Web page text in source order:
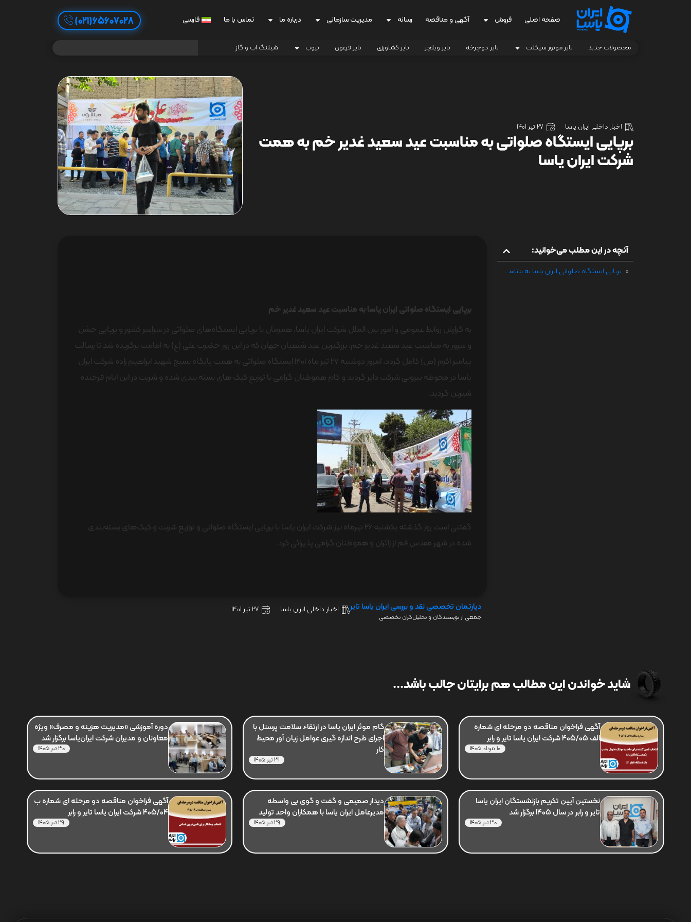
صفحه اصلی فروش آگهی و مناقصه رسانه مدیریت سازمانی درباره ما تماس با ما فارسی 65607028(021)
محصولات جدید تایر موتور سیکلت تایر دوچرخه تایر ویلچر تایر کشاورزی تایر فرغون تیوب شیلنگ آب و گاز
اخبار داخلی ایران یاسا 27 تیر 1401
برپایی ایستگاه صلواتی به مناسبت عید سعید غدیر خم به همت
شرکت ایران یاسا
آنچه در این مطلب می‌خوانید:
برپایی ایستگاه صلواتی ایران یاسا به مناسبت عید سعید غدیر خم
برپایی ایستگاه صلواتی ایران یاسا به مناسبت عید سعید غدیر خم
به گزارش روابط عمومی و امور بین الملل شرکت ایران یاسا، همزمان با برپایی ایستگاه‌های صلواتی در سراسر کشور و برپایی جشن
و سرور به مناسبت عید سعید غدیر خم، بزرگترین عید شیعیان جهان که در این روز حضرت علی (ع) به امامت برگزیده شد تا رسالت
پیامبر اکرم (ص) کامل گردد، امروز دوشنبه 27 تیر ماه 1401 ایستگاه صلواتی به همت پایگاه بسیج شهید ابراهیم زاده شرکت ایران‌
یاسا در محوطه بیرونی شرکت دایر گردید و کام هموطنان گرامی با توزیع کیک های بسته بندی شده و شربت در این ایام فرخنده
شیرین گردید.
گفتنی است روز گذشته یکشنبه 26 تیرماه نیز شرکت ایران یاسا با برپایی ایستگاه صلواتی و توزیع شربت و کیک‌های بسته‌بندی
شده در شهر مقدس قم از زائران و هموطنان گرامی پذیرائی کرد.
دپارتمان تخصصی نقد و بررسی ایران یاسا تایر
جمعی از نویسندگان و تحلیل‌گران تخصصی
اخبار داخلی ایران یاسا 27 تیر 1401
شاید خواندن این مطالب هم برایتان جالب باشد...
آگهی فراخوان مناقصه دو مرحله ای شماره
الف 405/05 شرکت ایران یاسا تایر و رابر
10 مرداد 1405
گام موثر ایران یاسا در ارتقاء سلامت پرسنل با
اجرای طرح اندازه گیری عوامل زیان آور محیط
کار
31 تیر 1405
دوره آموزشی «مدیریت هزینه و مصرف» ویژه
معاونان و مدیران شرکت ایران‌یاسا برگزار شد
30 تیر 1405
نخستین آیین تکریم بازنشستگان ایران یاسا
تایر و رابر در سال 1405 برگزار شد
30 تیر 1405
دیدار صمیمی و گفت و گوی بی واسطه
مدیرعامل ایران یاسا با همکاران واحد تولید
29 تیر 1405
آگهی فراخوان مناقصه دو مرحله ای شماره ب
405/04 شرکت ایران یاسا تایر و رابر
29 تیر 1405